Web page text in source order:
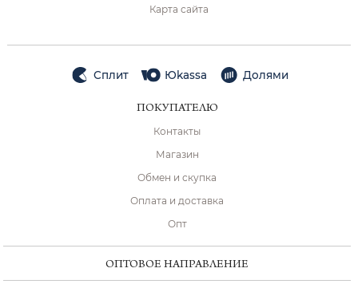
Карта сайта
Сплит Юkassa Долями
ПОКУПАТЕЛЮ
Контакты
Магазин
Обмен и скупка
Оплата и доставка
Опт
ОПТОВОЕ НАПРАВЛЕНИЕ